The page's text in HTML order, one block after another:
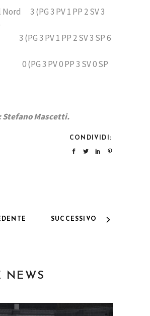
3 (PG 3 PV 1 PP 2 SV 3
3 PV 1 PP 2 SV 3 SP 6
(PG 3 PV 0 PP 3 SV 0 SP
Stefano Mascetti.
CONDIVIDI:
SUCCESSIVO
NEWS